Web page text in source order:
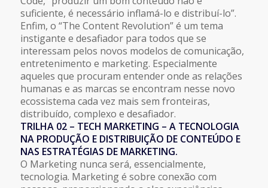
suficiente, é necessário inflamá-lo e distribuí-lo”.
Enfim, o “The Content Revolution” é um tema
instigante e desafiador para todos que se
interessam pelos novos modelos de comunicação,
entretenimento e marketing. Especialmente
aqueles que procuram entender onde as relações
humanas e as marcas se encontram nesse novo
ecossistema cada vez mais sem fronteiras,
distribuído, complexo e desafiador.
TRILHA 02 – TECH MARKETING – A TECNOLOGIA
NA PRODUÇÃO E DISTRIBUIÇÃO DE CONTEÚDO E
NAS ESTRATÉGIAS DE MARKETING.
O Marketing nunca será, essencialmente,
tecnologia. Marketing é sobre conexão com